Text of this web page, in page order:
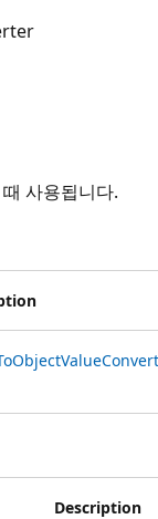
사용됩니다.
Description